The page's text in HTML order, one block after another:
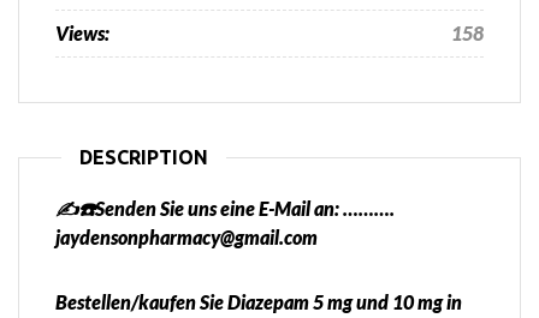
Views: 158
DESCRIPTION
✍️☎️Senden Sie uns eine E-Mail an: ……….
jaydensonpharmacy@gmail.com
Bestellen/kaufen Sie Diazepam 5 mg und 10 mg in